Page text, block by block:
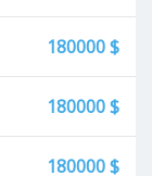
180000 $
180000 $
180000 $